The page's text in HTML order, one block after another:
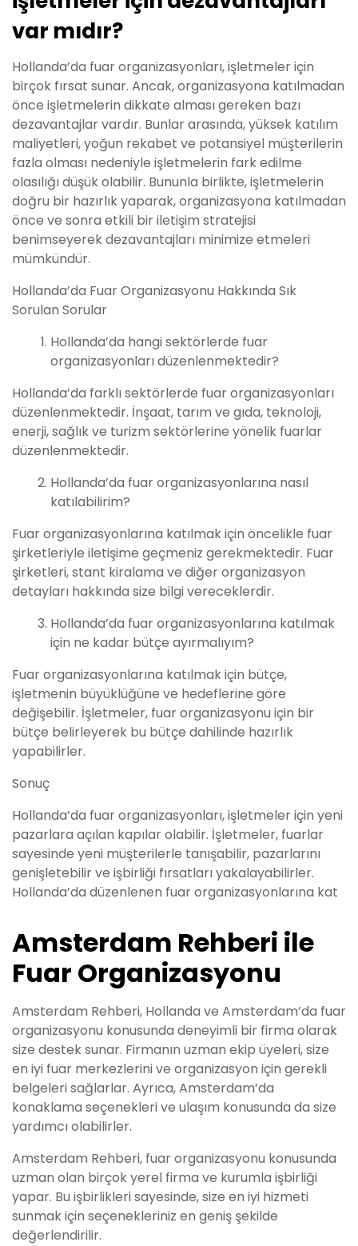
var mıdır?
Hollanda’da fuar organizasyonları, işletmeler için
birçok fırsat sunar. Ancak, organizasyona katılmadan
önce işletmelerin dikkate alması gereken bazı
dezavantajlar vardır. Bunlar arasında, yüksek katılım
maliyetleri, yoğun rekabet ve potansiyel müşterilerin
fazla olması nedeniyle işletmelerin fark edilme
olasılığı düşük olabilir. Bununla birlikte, işletmelerin
doğru bir hazırlık yaparak, organizasyona katılmadan
önce ve sonra etkili bir iletişim stratejisi
benimseyerek dezavantajları minimize etmeleri
mümkündür.
Hollanda’da Fuar Organizasyonu Hakkında Sık
Sorulan Sorular
Hollanda’da hangi sektörlerde fuar
organizasyonları düzenlenmektedir?
Hollanda’da farklı sektörlerde fuar organizasyonları
düzenlenmektedir. İnşaat, tarım ve gıda, teknoloji,
enerji, sağlık ve turizm sektörlerine yönelik fuarlar
düzenlenmektedir.
Hollanda’da fuar organizasyonlarına nasıl
katılabilirim?
Fuar organizasyonlarına katılmak için öncelikle fuar
şirketleriyle iletişime geçmeniz gerekmektedir. Fuar
şirketleri, stant kiralama ve diğer organizasyon
detayları hakkında size bilgi vereceklerdir.
Hollanda’da fuar organizasyonlarına katılmak
için ne kadar bütçe ayırmalıyım?
Fuar organizasyonlarına katılmak için bütçe,
işletmenin büyüklüğüne ve hedeflerine göre
değişebilir. İşletmeler, fuar organizasyonu için bir
bütçe belirleyerek bu bütçe dahilinde hazırlık
yapabilirler.
Sonuç
Hollanda’da fuar organizasyonları, işletmeler için yeni
pazarlara açılan kapılar olabilir. İşletmeler, fuarlar
sayesinde yeni müşterilerle tanışabilir, pazarlarını
genişletebilir ve işbirliği fırsatları yakalayabilirler.
Hollanda’da düzenlenen fuar organizasyonlarına kat
Amsterdam Rehberi ile
Fuar Organizasyonu
Amsterdam Rehberi, Hollanda ve Amsterdam’da fuar
organizasyonu konusunda deneyimli bir firma olarak
size destek sunar. Firmanın uzman ekip üyeleri, size
en iyi fuar merkezlerini ve organizasyon için gerekli
belgeleri sağlarlar. Ayrıca, Amsterdam’da
konaklama seçenekleri ve ulaşım konusunda da size
yardımcı olabilirler.
Amsterdam Rehberi, fuar organizasyonu konusunda
uzman olan birçok yerel firma ve kurumla işbirliği
yapar. Bu işbirlikleri sayesinde, size en iyi hizmeti
sunmak için seçenekleriniz en geniş şekilde
değerlendirilir.